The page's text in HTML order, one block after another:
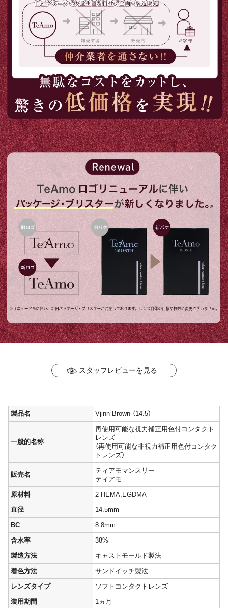
スタッフレビューを見る
製品名 Vjinn Brown （14.5）
一般的名称
再使用可能な視力補正用色付コンタクト
レンズ
（再使用可能な非視力補正用色付コンタク
トレンズ）
販売名
ティアモマンスリー
ティアモ
原材料
2-HEMA,EGDMA
直径
14.5mm
BC
8.8mm
含水率
38%
製造方法
キャストモールド製法
着色方法
サンドイッチ製法
レンズタイプ
ソフトコンタクトレンズ
装用期間
1ヵ月